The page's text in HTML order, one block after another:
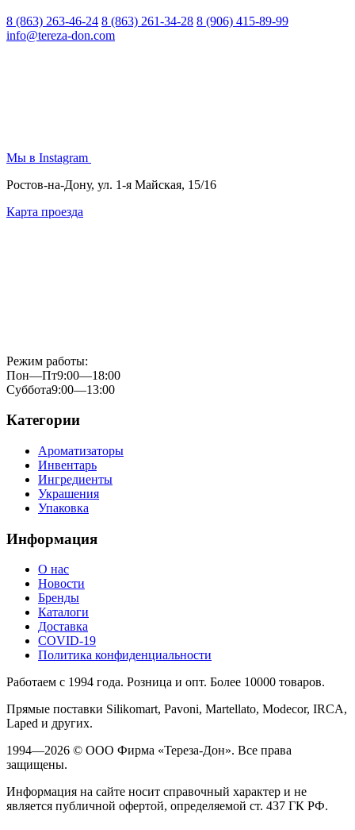
8 (863) 263-46-24 8 (863) 261-34-28 8 (906) 415-89-99
info@tereza-don.com
Мы в Instagram
Ростов-на-Дону, ул. 1-я Майская, 15/16
Карта проезда
Режим работы:
Пон—Пт9:00—18:00
Суббота9:00—13:00
Категории
Ароматизаторы
Инвентарь
Ингредиенты
Украшения
Упаковка
Информация
О нас
Новости
Бренды
Каталоги
Доставка
COVID-19
Политика конфиденциальности
Работаем с 1994 года. Розница и опт. Более 10000 товаров.
Прямые поставки Silikomart, Pavoni, Martellato, Modecor, IRCA,
Laped и других.
1994—2026 © ООО Фирма «Тереза-Дон». Все права
защищены.
Информация на сайте носит справочный характер и не
является публичной офертой, определяемой ст. 437 ГК РФ.